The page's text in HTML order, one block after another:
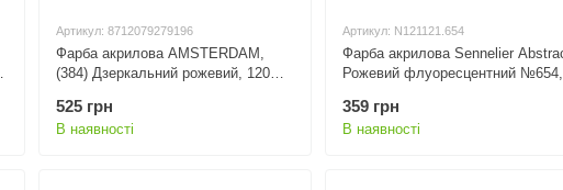
Артикул: 8712079279196
Фарба акрилова AMSTERDAM,
(384) Дзеркальний рожевий, 120
525 грн
В наявності
Артикул: N121121.654
Фарба акрилова Sennelier
Рожевий флуоресцентний №654,
359 грн
В наявності